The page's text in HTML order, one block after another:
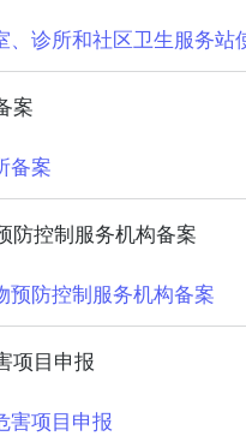
、诊所和社区卫生服务
案
备案
防控制服务机构备案
预防控制服务机构备案
项目申报
害项目申报